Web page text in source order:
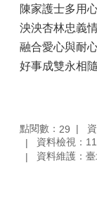
陳家護士多用
泱泱杏林忠義
融合愛心與耐
好事成雙永相隨
點閱數： 29
資料檢視：
資料維護：